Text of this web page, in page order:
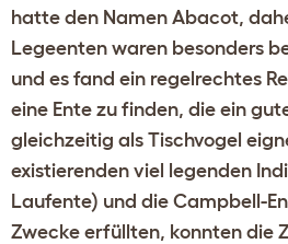
hatte den Namen Abacot,
Legeenten waren besonders
und es fand ein regelrechtes
eine Ente zu finden, die ein
gleichzeitig als Tischvogel
existierenden viel legenden
Laufente) und die Campbell-
Zwecke erfüllten, konnten die